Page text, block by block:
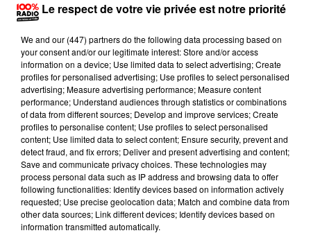
Lecture (4 min 9 sec)
100%
Le respect de votre vie privée est notre priorité
We and our (447) partnersdo the following data processing based on
your consent and/or our legitimate interest: Store and/or access
information on a device; Use limited data to select advertising; Create
profiles for personalised advertising; Use profiles to select personalised
advertising; Measure advertising performance; Measure content
performance; Understand audiences through statistics or combinations
of data from different sources; Develop and improve services; Create
profiles to personalise content; Use profiles to select personalised
content; Use limited data to select content; Ensure security, prevent and
detect fraud, and fix errors; Deliver and present advertising and content;
Save and communicate privacy choices. These technologies may
process personal data such as IP address and browsing data to offer
following functionalities: Identify devices based on information actively
requested; Use precise geolocation data; Match and combine data from
other data sources; Link different devices; Identify devices based on
information transmitted automatically.